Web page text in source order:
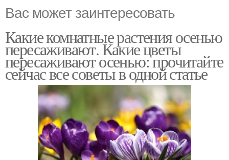
Вас может заинтересовать
Какие комнатные растения осенью
пересаживают. Какие цветы
пересаживают осенью: прочитайте
сейчас все советы в одной статье